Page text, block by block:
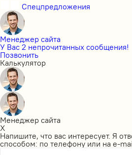
Спецпредложения
Менеджер сайта
У Вас 2 непрочитанных сообщения!
Позвонить
Калькулятор
Менеджер сайта
X
Напишите, что вас интересует. Я
способом: по телефону или на e-